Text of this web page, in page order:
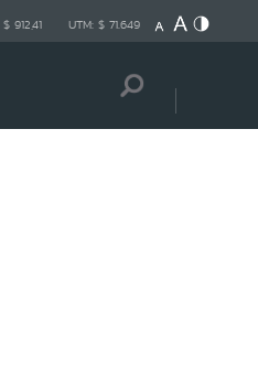
$ 912,41 UTM: $ 71.649